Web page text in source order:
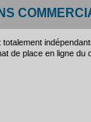
de place en ligne du